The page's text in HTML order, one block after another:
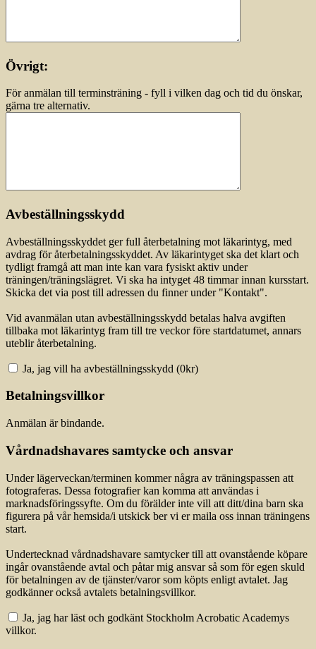
Övrigt:
För anmälan till terminsträning - fyll i vilken dag och tid du önskar,
gärna tre alternativ.
Avbeställningsskydd
Avbeställningsskyddet ger full återbetalning mot läkarintyg, med
avdrag för återbetalningsskyddet. Av läkarintyget ska det klart och
tydligt framgå att man inte kan vara fysiskt aktiv under
träningen/träningslägret. Vi ska ha intyget 48 timmar innan kursstart.
Skicka det via post till adressen du finner under "Kontakt".
Vid avanmälan utan avbeställningsskydd betalas halva avgiften
tillbaka mot läkarintyg fram till tre veckor före startdatumet, annars
uteblir återbetalning.
Ja, jag vill ha avbeställningsskydd (0kr)
Betalningsvillkor
Anmälan är bindande.
Vårdnadshavares samtycke och ansvar
Under lägerveckan/terminen kommer några av träningspassen att
fotograferas. Dessa fotografier kan komma att användas i
marknadsföringssyfte. Om du förälder inte vill att ditt/dina barn ska
figurera på vår hemsida/i utskick ber vi er maila oss innan träningens
start.
Undertecknad vårdnadshavare samtycker till att ovanstående köpare
ingår ovanstående avtal och påtar mig ansvar så som för egen skuld
för betalningen av de tjänster/varor som köpts enligt avtalet. Jag
godkänner också avtalets betalningsvillkor.
Ja, jag har läst och godkänt Stockholm Acrobatic Academys
villkor.